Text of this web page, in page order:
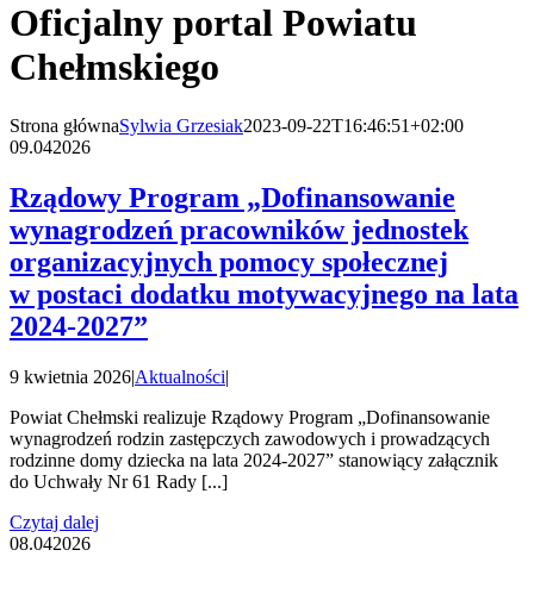
Oficjalny portal Powiatu
Chełmskiego
Strona głównaSylwia Grzesiak2023-09-22T16:46:51+02:00
09.042026
Rządowy Program „Dofinansowanie
wynagrodzeń pracowników jednostek
organizacyjnych pomocy społecznej
w postaci dodatku motywacyjnego na lata
2024-2027”
9 kwietnia 2026|Aktualności|
Powiat Chełmski realizuje Rządowy Program „Dofinansowanie
wynagrodzeń rodzin zastępczych zawodowych i prowadzących
rodzinne domy dziecka na lata 2024-2027” stanowiący załącznik
do Uchwały Nr 61 Rady [...]
Czytaj dalej
08.042026